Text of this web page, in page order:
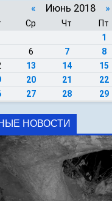
« Июнь 2018 »
Ср Чт Пт
1
6 7 8
13 14 15
20 21 22
27 28 29
НОВОСТИ